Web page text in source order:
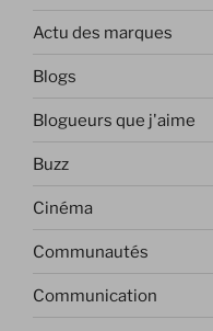
Actu des marques
Blogs
Blogueurs que j'aime
Buzz
Cinéma
Communautés
Communication